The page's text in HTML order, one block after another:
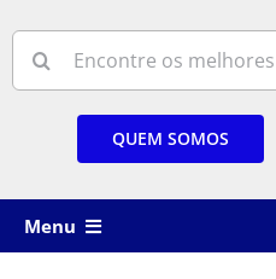
for:
QUEM SOMOS
Menu